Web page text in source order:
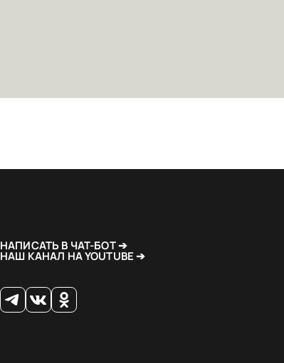
НАПИСАТЬ В ЧАТ-БОТ ➔
НАШ КАНАЛ НА YOUTUBE ➔